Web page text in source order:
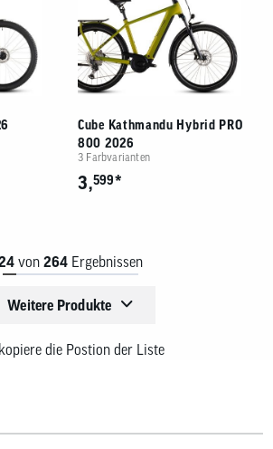
Cube Kathmandu Hybrid PRO
800 2026
3 Farbvarianten
3,599*
von 264 Ergebnissen
Weitere Produkte
kopiere die Postion der Liste